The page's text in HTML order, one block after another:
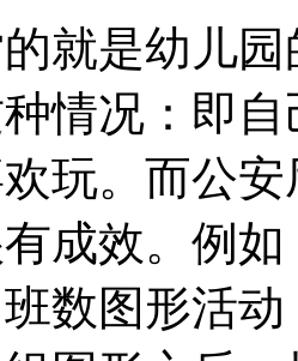
就是幼儿
情况：即
玩。而公
成效。例
数图形活